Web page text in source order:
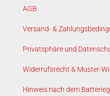
AGB
Versand- &
Privatsphäre und
Widerrufsrecht & Muster-
Hinweis nach dem